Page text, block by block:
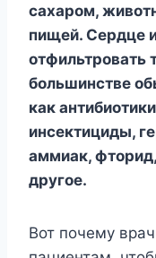
сахаром,
пищей. Сердце
отфильтровать
большинстве
как
инсектициды,
аммиак,
другое.
Вот почему